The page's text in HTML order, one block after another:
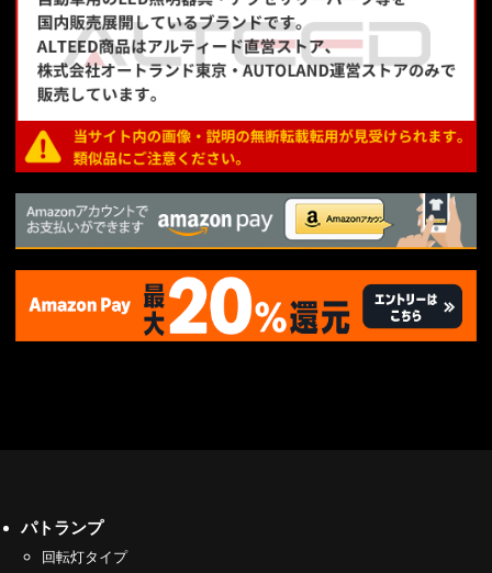
パトランプ
回転灯タイプ